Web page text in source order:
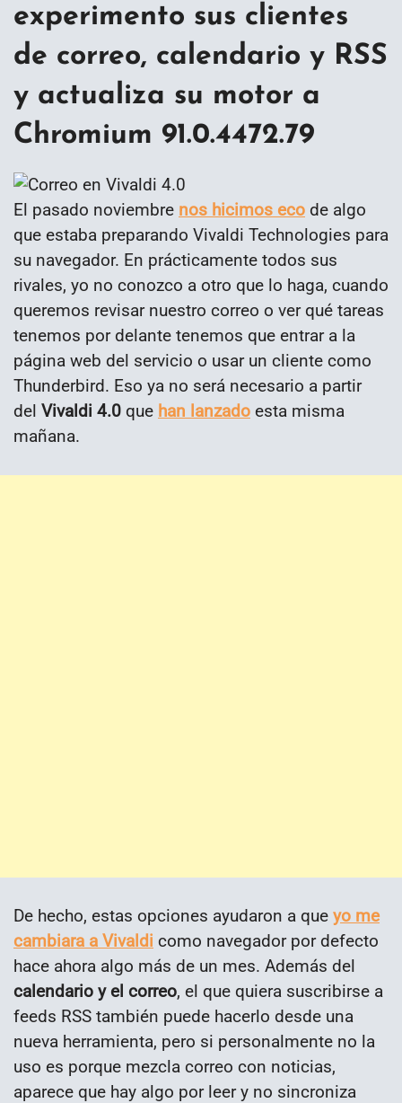
experimento sus clientes
de correo, calendario y RSS
y actualiza su motor a
Chromium 91.0.4472.79
El pasado noviembre nos hicimos eco de algo
que estaba preparando Vivaldi Technologies para
su navegador. En prácticamente todos sus
rivales, yo no conozco a otro que lo haga, cuando
queremos revisar nuestro correo o ver qué tareas
tenemos por delante tenemos que entrar a la
página web del servicio o usar un cliente como
Thunderbird. Eso ya no será necesario a partir
del Vivaldi 4.0 que han lanzado esta misma
mañana.
De hecho, estas opciones ayudaron a que yo me
cambiara a Vivaldi como navegador por defecto
hace ahora algo más de un mes. Además del
calendario y el correo, el que quiera suscribirse a
feeds RSS también puede hacerlo desde una
nueva herramienta, pero si personalmente no la
uso es porque mezcla correo con noticias,
aparece que hay algo por leer y no sincroniza